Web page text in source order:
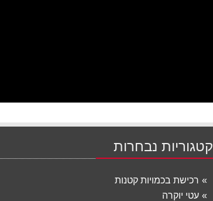
קטגוריות נבחרות
רכישת בכמויות קטנות
עטי יוקרה